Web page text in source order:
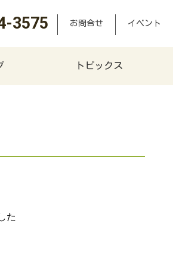
3575 お問合せ イベント
トピックス
た